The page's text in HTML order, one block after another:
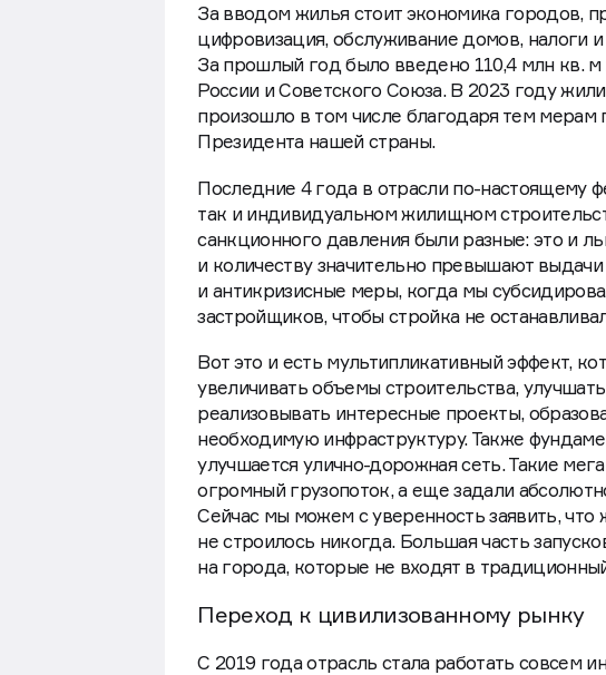
За вводом жилья стоит экономика городов,
цифровизация, обслуживание домов, налоги
За прошлый год было введено 110,4 млн кв.
России и Советского Союза. В 2023 году
произошло в том числе благодаря тем
Президента нашей страны.
Последние 4 года в отрасли по-настоящему
так и индивидуальном жилищном
санкционного давления были разные: это и
и количеству значительно превышают
и антикризисные меры, когда мы
застройщиков, чтобы стройка не
Вот это и есть мультипликативный эффект,
увеличивать объемы строительства,
реализовывать интересные проекты,
необходимую инфраструктуру. Также
улучшается улично-дорожная сеть. Такие
огромный грузопоток, а еще задали
Сейчас мы можем с уверенность заявить, что
не строилось никогда. Большая часть
на города, которые не входят в
Переход к цивилизованному рынку
С 2019 года отрасль стала работать совсем